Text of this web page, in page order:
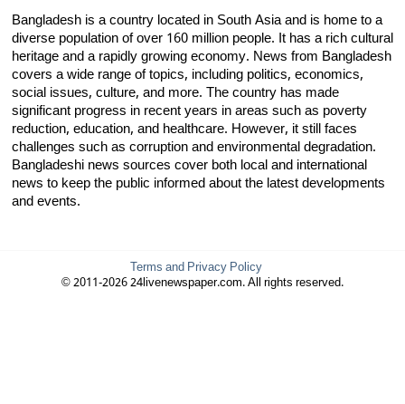
Bangladesh is a country located in South Asia and is home to a
diverse population of over 160 million people. It has a rich cultural
heritage and a rapidly growing economy. News from Bangladesh
covers a wide range of topics, including politics, economics,
social issues, culture, and more. The country has made
significant progress in recent years in areas such as poverty
reduction, education, and healthcare. However, it still faces
challenges such as corruption and environmental degradation.
Bangladeshi news sources cover both local and international
news to keep the public informed about the latest developments
and events.
Terms and Privacy Policy
© 2011-2026 24livenewspaper.com. All rights reserved.